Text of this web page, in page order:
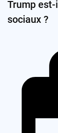
Trump
sociaux ?